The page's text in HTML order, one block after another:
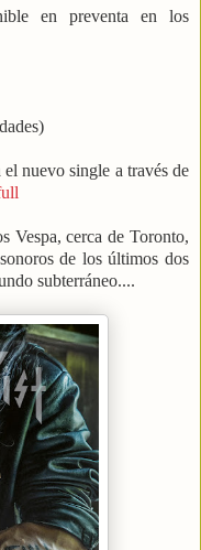
en preventa en los
nuevo single a través de
Vespa, cerca de Toronto,
de los últimos dos
subterráneo....